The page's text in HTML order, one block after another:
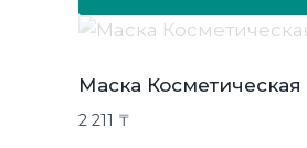
Маска
2 211 ₸